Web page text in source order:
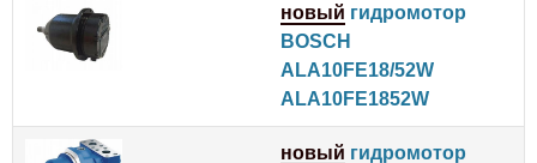
новый гидромотор
BOSCH
ALA10FE18/52W
ALA10FE1852W
новый гидромотор